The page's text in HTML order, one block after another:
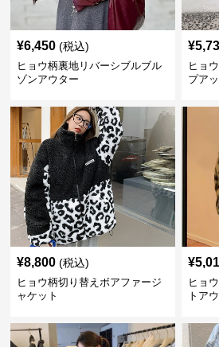
¥6,450 (税込)
ヒョウ柄裏地リバーシブルブル
ゾンアウター
¥
ヒョ
プア
¥8,800 (税込)
ヒョウ柄切り替えボアファージ
ャケット
¥
ヒョ
トア